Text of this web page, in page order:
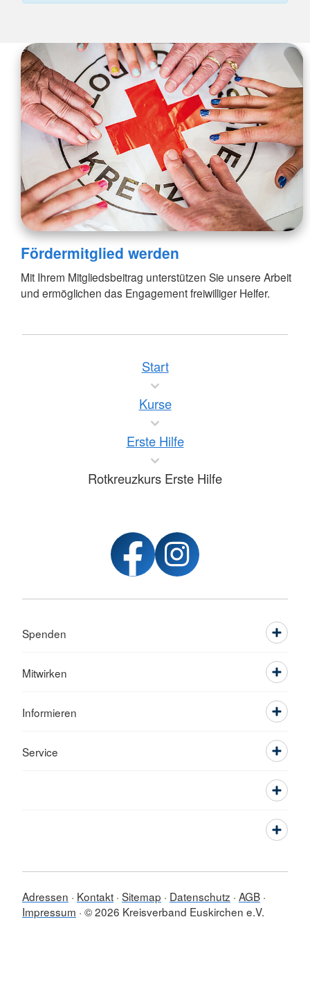
Fördermitglied werden
Mit Ihrem Mitgliedsbeitrag unterstützen Sie unsere Arbeit
und ermöglichen das Engagement freiwilliger Helfer.
Start
Kurse
Erste Hilfe
Rotkreuzkurs Erste Hilfe
Spenden
Mitwirken
Informieren
Service
Adressen Kontakt Sitemap Datenschutz AGB
Impressum © 2026 Kreisverband Euskirchen e.V.